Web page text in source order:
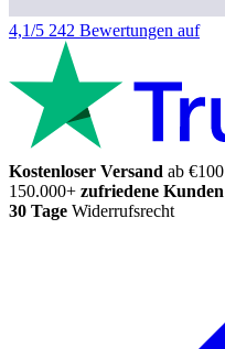
4,1/5 242 Bewertungen auf
Kostenloser Versand ab €100
150.000+ zufriedene Kunden
30 Tage Widerrufsrecht